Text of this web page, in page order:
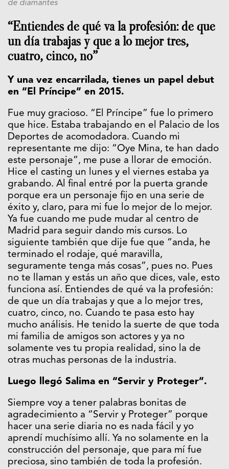
de diamantes
“Entiendes de qué va la profesión: de que
un día trabajas y que a lo mejor tres,
cuatro, cinco, no”
Y una vez encarrilada, tienes un papel debut
en “El Príncipe” en 2015.
Fue muy gracioso. “El Príncipe” fue lo primero
que hice. Estaba trabajando en el Palacio de los
Deportes de acomodadora. Cuando mi
representante me dijo: “Oye Mina, te han dado
este personaje”, me puse a llorar de emoción.
Hice el casting un lunes y el viernes estaba ya
grabando. Al final entré por la puerta grande
porque era un personaje fijo en una serie de
éxito y, claro, para mi fue lo mejor de lo mejor.
Ya fue cuando me pude mudar al centro de
Madrid para seguir dando mis cursos. Lo
siguiente también que dije fue que “anda, he
terminado el rodaje, qué maravilla,
seguramente tenga más cosas”, pues no. Pues
no te llaman y estás un año que dices, vale, esto
funciona así. Entiendes de qué va la profesión:
de que un día trabajas y que a lo mejor tres,
cuatro, cinco, no. Cuando te pasa esto hay
mucho análisis. He tenido la suerte de que toda
mi familia de amigos son actores y ya no
solamente ves tu propia realidad, sino la de
otras muchas personas de la industria.
Luego llegó Salima en “Servir y Proteger”.
Siempre voy a tener palabras bonitas de
agradecimiento a “Servir y Proteger” porque
hacer una serie diaria no es nada fácil y yo
aprendí muchísimo allí. Ya no solamente en la
construcción del personaje, que para mí fue
preciosa, sino también de toda la profesión.